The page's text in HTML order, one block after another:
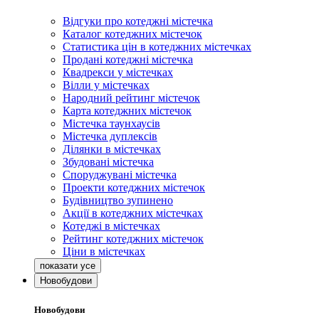
Відгуки про котеджні містечка
Каталог котеджних містечок
Статистика цін в котеджних містечках
Продані котеджні містечка
Квадрекси у містечках
Вілли у містечках
Народний рейтинг містечок
Карта котеджних містечок
Містечка таунхаусів
Містечка дуплексів
Ділянки в містечках
Збудовані містечка
Споруджувані містечка
Проекти котеджних містечок
Будівництво зупинено
Акції в котеджних містечках
Котеджі в містечках
Рейтинг котеджних містечок
Ціни в містечках
Новобудови
Новобудови